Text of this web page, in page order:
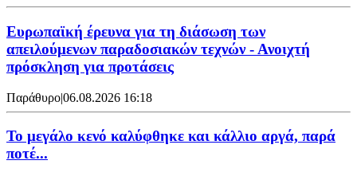
Ευρωπαϊκή έρευνα για τη διάσωση των
απειλούμενων παραδοσιακών τεχνών - Ανοιχτή
πρόσκληση για προτάσεις
Παράθυρο|06.08.2026 16:18
Το μεγάλο κενό καλύφθηκε και κάλλιο αργά, παρά
ποτέ...